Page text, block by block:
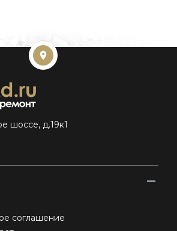
шоссе, д.19к1
соглашение